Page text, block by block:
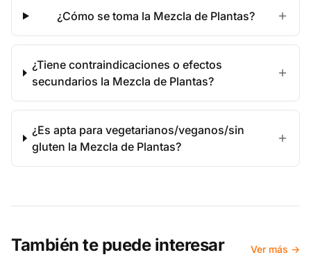
¿Cómo se toma la Mezcla de Plantas?
¿Tiene contraindicaciones o efectos
secundarios la Mezcla de Plantas?
¿Es apta para vegetarianos/veganos/sin
gluten la Mezcla de Plantas?
También te puede interesar Ver más →